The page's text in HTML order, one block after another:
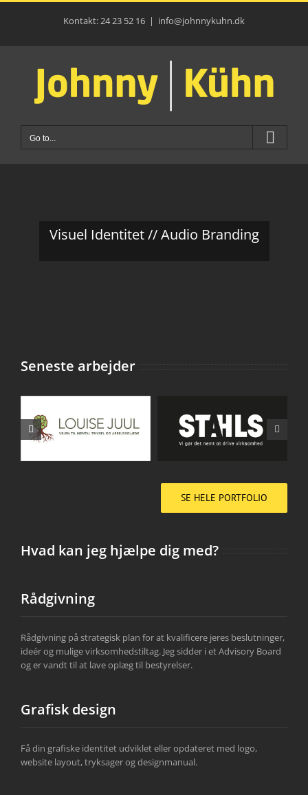
Skip
Kontakt: 24 23 52 16 | info@johnnykuhn.dk
Go to...
Visuel Identitet // Audio Branding
Seneste arbejder
Logo udvikling og
Louise Juul
SE HELE PORTFOLIO
Hvad kan jeg hjælpe dig med?
Rådgivning
Rådgivning på strategisk plan for at kvalificere jeres beslutninger,
ideér og mulige virksomhedstiltag. Jeg sidder i et Advisory Board
og er vandt til at lave oplæg til bestyrelser.
Grafisk design
Få din grafiske identitet udviklet eller opdateret med logo,
website layout, tryksager og designmanual.